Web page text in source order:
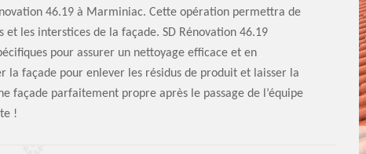
46.19 à Marminiac. Cette opération permettra de
les interstices de la façade. SD Rénovation 46.19
pour assurer un nettoyage efficace et en
la façade pour enlever les résidus de produit et laisser la
façade parfaitement propre après le passage de l’équipe
!